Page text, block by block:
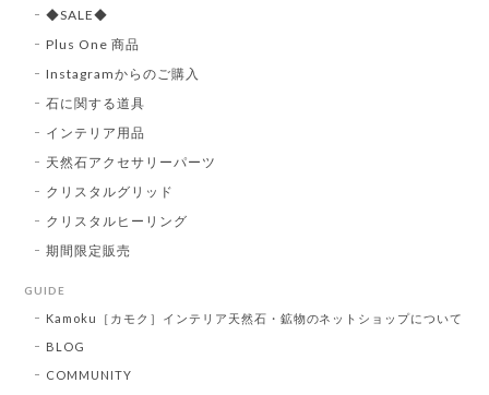
◆SALE◆
Plus One 商品
Instagramからのご購入
石に関する道具
インテリア用品
天然石アクセサリーパーツ
クリスタルグリッド
クリスタルヒーリング
期間限定販売
GUIDE
Kamoku［カモク］インテリア天然石・鉱物のネットショップについて
BLOG
COMMUNITY